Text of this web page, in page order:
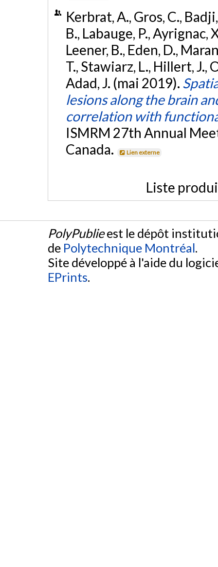
Kerbrat, A., Gros, C.,
B., Labauge, P., Ayrignac,
Leener, B., Eden, D.,
T., Stawiarz, L., Hillert, J.,
Adad, J. (mai 2019).
lesions along the brain
correlation with
ISMRM 27th Annual
Canada.
Lien externe
Liste
PolyPublieest le dépôt
de Polytechnique Montréal.
Site développé à l'aide du
EPrints.